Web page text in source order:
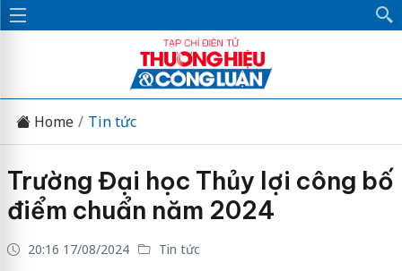
Home Tin tức
Trường Đại học Thủy lợi công bố
điểm chuẩn năm 2024
20:16 17/08/2024 Tin tức